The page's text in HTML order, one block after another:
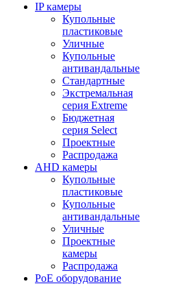
IP камеры
Купольные
пластиковые
Уличные
Купольные
антивандальные
Стандартные
Экстремальная
серия Extreme
Бюджетная
серия Select
Проектные
Распродажа
AHD камеры
Купольные
пластиковые
Купольные
антивандальные
Уличные
Проектные
камеры
Распродажа
PoE оборудование